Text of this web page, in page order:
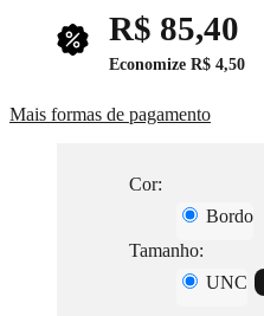
R$ 85,40
Economize R$ 4,50
Mais formas de pagamento
Cor:
Bordo
Tamanho:
UNC